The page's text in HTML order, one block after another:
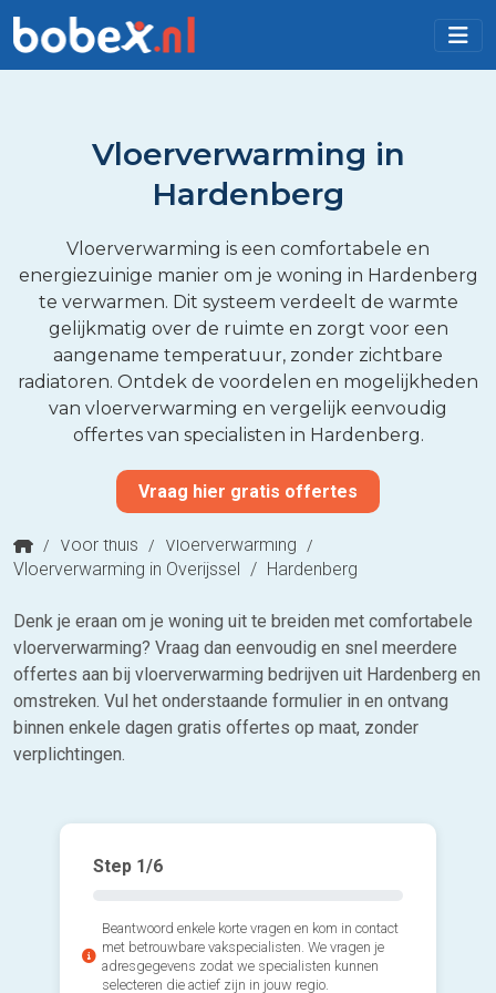
Vloerverwarming in
Hardenberg
Vloerverwarming is een comfortabele en
energiezuinige manier om je woning in Hardenberg
te verwarmen. Dit systeem verdeelt de warmte
gelijkmatig over de ruimte en zorgt voor een
aangename temperatuur, zonder zichtbare
radiatoren. Ontdek de voordelen en mogelijkheden
van vloerverwarming en vergelijk eenvoudig
offertes van specialisten in Hardenberg.
Vraag hier gratis offertes
/ Voor thuis / Vloerverwarming /
Vloerverwarming in Overijssel
/ Hardenberg
Denk je eraan om je woning uit te breiden met comfortabele
vloerverwarming? Vraag dan eenvoudig en snel meerdere
offertes aan bij vloerverwarming bedrijven uit Hardenberg en
omstreken. Vul het onderstaande formulier in en ontvang
binnen enkele dagen gratis offertes op maat, zonder
verplichtingen.
Step 1/6
Beantwoord enkele korte vragen en kom in contact
met betrouwbare vakspecialisten. We vragen je
adresgegevens zodat we specialisten kunnen
selecteren die actief zijn in jouw regio.